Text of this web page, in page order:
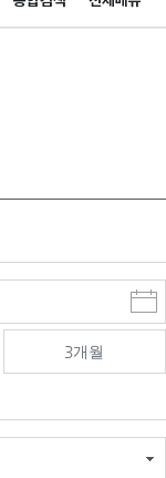
종
료
선
3개월